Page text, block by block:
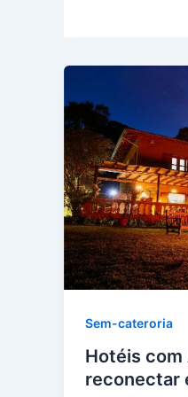
Sem-cateroria
Hotéis com
reconectar